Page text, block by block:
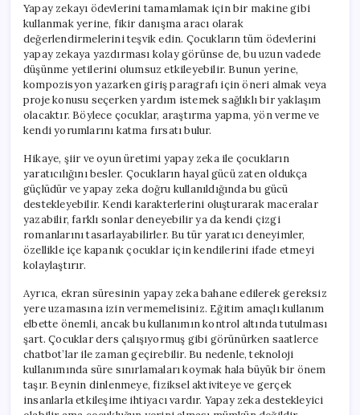
Yapay zekayı ödevlerini tamamlamak için bir makine gibi
kullanmak yerine, fikir danışma aracı olarak
değerlendirmelerini teşvik edin. Çocukların tüm ödevlerini
yapay zekaya yazdırması kolay görünse de, bu uzun vadede
düşünme yetilerini olumsuz etkileyebilir. Bunun yerine,
kompozisyon yazarken giriş paragrafı için öneri almak veya
proje konusu seçerken yardım istemek sağlıklı bir yaklaşım
olacaktır. Böylece çocuklar, araştırma yapma, yön verme ve
kendi yorumlarını katma fırsatı bulur.
Hikaye, şiir ve oyun üretimi yapay zeka ile çocukların
yaratıcılığını besler. Çocukların hayal gücü zaten oldukça
güçlüdür ve yapay zeka doğru kullanıldığında bu gücü
destekleyebilir. Kendi karakterlerini oluşturarak maceralar
yazabilir, farklı sonlar deneyebilir ya da kendi çizgi
romanlarını tasarlayabilirler. Bu tür yaratıcı deneyimler,
özellikle içe kapanık çocuklar için kendilerini ifade etmeyi
kolaylaştırır.
Ayrıca, ekran süresinin yapay zeka bahane edilerek gereksiz
yere uzamasına izin vermemelisiniz. Eğitim amaçlı kullanım
elbette önemli, ancak bu kullanımın kontrol altında tutulması
şart. Çocuklar ders çalışıyormuş gibi görünürken saatlerce
chatbot’lar ile zaman geçirebilir. Bu nedenle, teknoloji
kullanımında süre sınırlamaları koymak hala büyük bir önem
taşır. Beynin dinlenmeye, fiziksel aktiviteye ve gerçek
insanlarla etkileşime ihtiyacı vardır. Yapay zeka destekleyici